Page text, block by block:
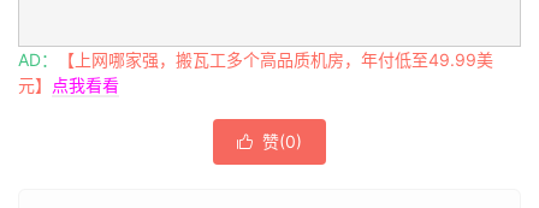
AD：
【上网哪家强，搬瓦工多个高品质机房，年付低至49.99美
元】
点我看看
 赞(0)